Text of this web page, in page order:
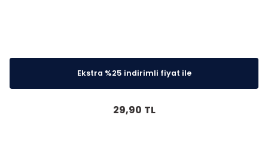
Ekstra %25 indirimli fiyat ile
29,90 TL